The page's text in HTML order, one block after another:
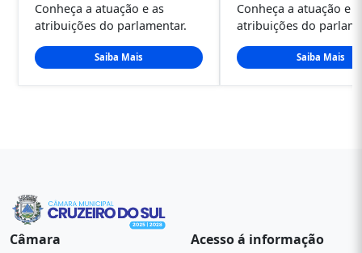
Conheça a atuação e as
atribuições do parlamentar.
Saiba Mais
Conheça a atuação e
atribuições do
Saiba Mais
Câmara
Acesso á informação